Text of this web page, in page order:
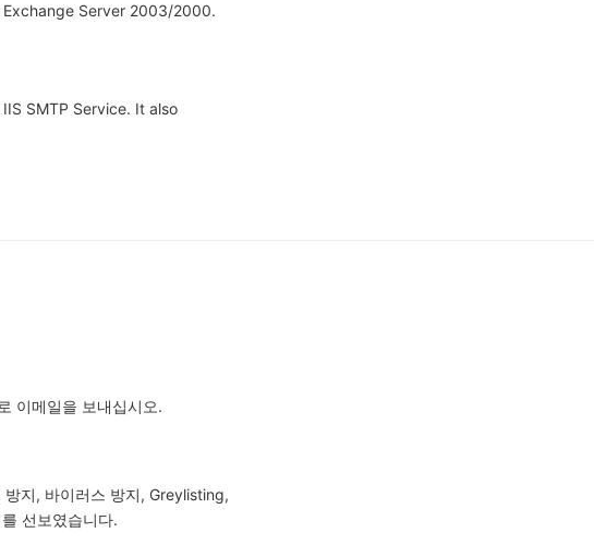
Server 2003/2000.
SMTP Service. It also
이메일을 보내십시오.
지, 바이러스 방지, Greylisting,
선보였습니다.